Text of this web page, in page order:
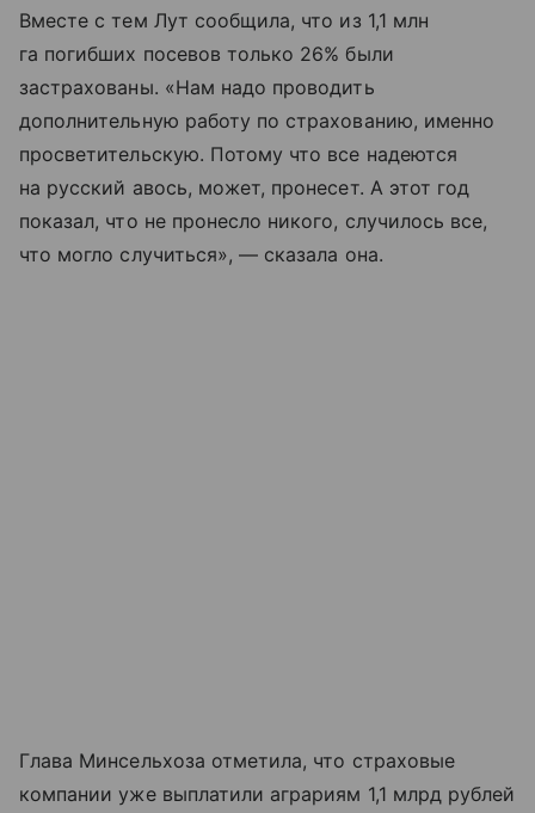
Вместе с тем Лут сообщила, что из 1,1 млн
га погибших посевов только 26% были
застрахованы. «Нам надо проводить
дополнительную работу по страхованию, именно
просветительскую. Потому что все надеются
на русский авось, может, пронесет. А этот год
показал, что не пронесло никого, случилось все,
что могло случиться», — сказала она.
Глава Минсельхоза отметила, что страховые
компании уже выплатили аграриям 1,1 млрд рублей